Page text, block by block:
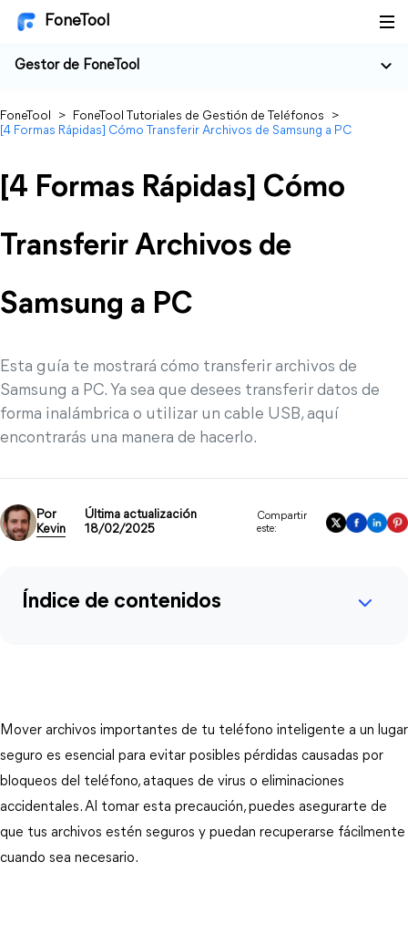
FoneTool
Gestor de FoneTool
FoneTool > FoneTool Tutoriales de Gestión de Teléfonos
>
[4 Formas Rápidas] Cómo Transferir Archivos de Samsung a PC
[4 Formas Rápidas] Cómo
Transferir Archivos de
Samsung a PC
Esta guía te mostrará cómo transferir archivos de
Samsung a PC. Ya sea que desees transferir datos de
forma inalámbrica o utilizar un cable USB, aquí
encontrarás una manera de hacerlo.
Por
Kevin
Última actualización
18/02/2025
Compartir
este:
Índice de contenidos
Mover archivos importantes de tu teléfono inteligente a un lugar
seguro es esencial para evitar posibles pérdidas causadas por
bloqueos del teléfono, ataques de virus o eliminaciones
accidentales. Al tomar esta precaución, puedes asegurarte de
que tus archivos estén seguros y puedan recuperarse fácilmente
cuando sea necesario.